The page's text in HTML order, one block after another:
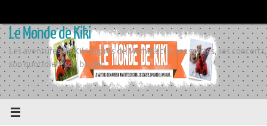
contenu
Le Monde de Kiki
Les aventures de Kiki auprès de Momiflette, ses sorties, ses concerts,
son quotidien, son boulot